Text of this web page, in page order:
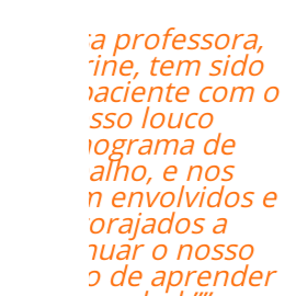
“”O curso
deu aos
crescer fora
comercial
Vamos
a sua
um
para